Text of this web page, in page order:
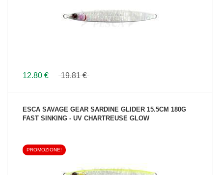
12.80 € 19.81 €
ESCA SAVAGE GEAR SARDINE GLIDER 15.5CM 180G
FAST SINKING - UV CHARTREUSE GLOW
PROMOZIONE!